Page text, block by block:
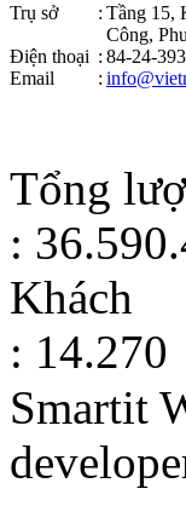
Trụ sở : Tầng 15,
Công,
Điện thoại : 84-24-
Email
:
Tổng
:
Khách
: 14.270
Smartit